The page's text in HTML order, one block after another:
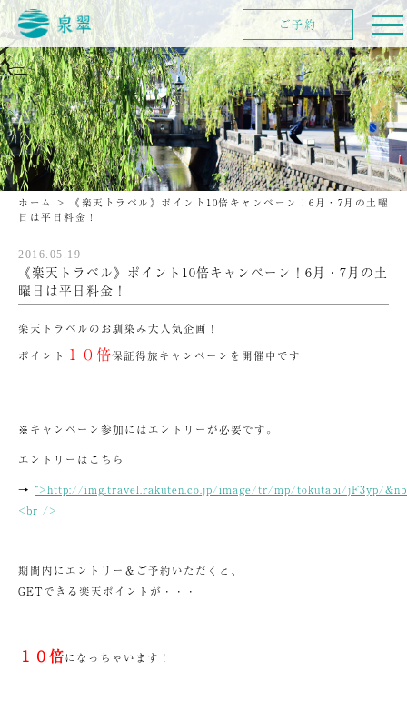
ホーム >
《楽天トラベル》ポイント10倍キャンペーン！6月・7月の土曜
日は平日料金！
2016.05.19
《楽天トラベル》ポイント10倍キャンペーン！6月・7月の土
曜日は平日料金！
楽天トラベルのお馴染み大人気企画！
ポイント １０倍保証得旅キャンペーンを開催中です
※キャンペーン参加にはエントリーが必要です。
エントリーはこちら
→ “>http://img.travel.rakuten.co.jp/image/tr/mp/tokutabi/jF3yp/
<br />
期間内にエントリー＆ご予約いただくと、
GETできる楽天ポイントが・・・
１０倍になっちゃいます！
ご予約